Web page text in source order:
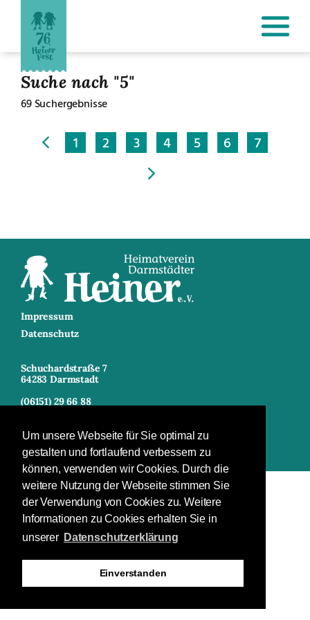
Um unsere Webseite für Sie optimal zu
gestalten und fortlaufend verbessern zu
können, verwenden wir Cookies. Durch die
weitere Nutzung der Webseite stimmen Sie
der Verwendung von Cookies zu. Weitere
Informationen zu Cookies erhalten Sie in
unserer Datenschutzerklärung
Einverstanden
Suche nach "5"
69 Suchergebnisse
1 2 3 4 5 6 7
Impressum
Datenschutz
Schuchardstraße 7
64283 Darmstadt
(06151) 29 66 88
info@heinerfest.de